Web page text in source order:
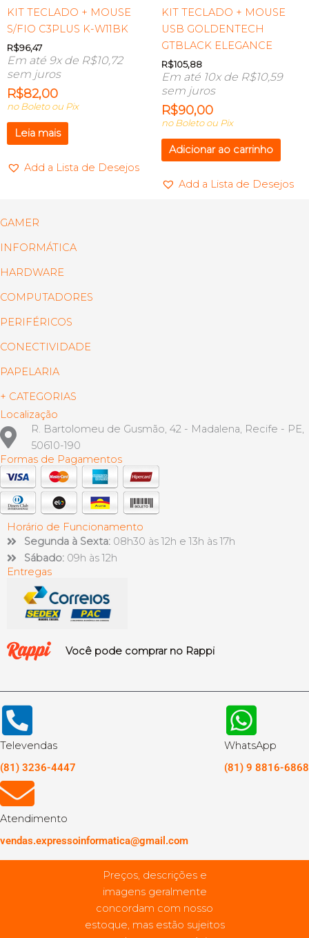
KIT TECLADO + MOUSE
S/FIO C3PLUS K-W11BK
R$96,47
Em até 9x de R$10,72
sem juros
R$82,00
no Boleto ou Pix
Leia mais
Add a Lista de Desejos
KIT TECLADO + MOUSE
USB GOLDENTECH
GTBLACK ELEGANCE
R$105,88
Em até 10x de R$10,59
sem juros
R$90,00
no Boleto ou Pix
Adicionar ao carrinho
Add a Lista de Desejos
GAMER
INFORMÁTICA
HARDWARE
COMPUTADORES
PERIFÉRICOS
CONECTIVIDADE
PAPELARIA
+ CATEGORIAS
Localização
R. Bartolomeu de Gusmão, 42 - Madalena, Recife - PE,
50610-190
Formas de Pagamentos
Horário de Funcionamento
Segunda à Sexta: 08h30 às 12h e 13h às 17h
Sábado: 09h às 12h
Entregas
Você pode comprar no Rappi
Televendas
(81) 3236-4447
WhatsApp
(81) 9 8816-6868
Atendimento
vendas.expressoinformatica@gmail.com
Preços, descrições e
imagens geralmente
concordam com nosso
estoque, mas estão sujeitos